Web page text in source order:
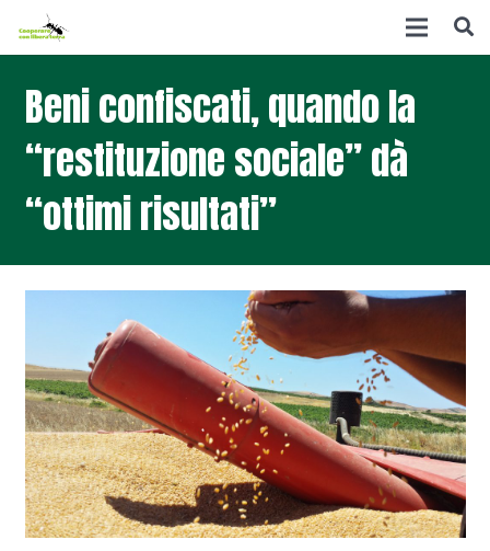
Beni confiscati, quando la
“restituzione sociale” dà
“ottimi risultati”